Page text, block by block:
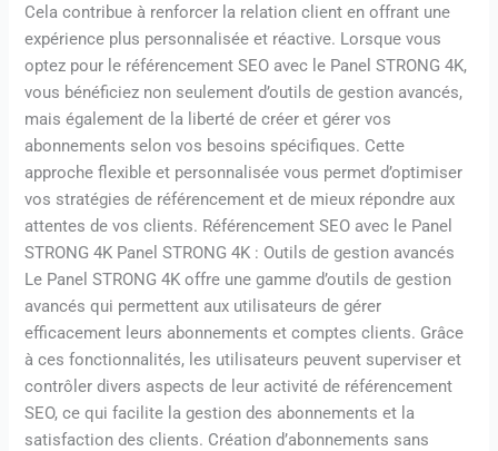
Cela contribue à renforcer la relation client en offrant une
expérience plus personnalisée et réactive. Lorsque vous
optez pour le référencement SEO avec le Panel STRONG 4K,
vous bénéficiez non seulement d’outils de gestion avancés,
mais également de la liberté de créer et gérer vos
abonnements selon vos besoins spécifiques. Cette
approche flexible et personnalisée vous permet d’optimiser
vos stratégies de référencement et de mieux répondre aux
attentes de vos clients. Référencement SEO avec le Panel
STRONG 4K Panel STRONG 4K : Outils de gestion avancés
Le Panel STRONG 4K offre une gamme d’outils de gestion
avancés qui permettent aux utilisateurs de gérer
efficacement leurs abonnements et comptes clients. Grâce
à ces fonctionnalités, les utilisateurs peuvent superviser et
contrôler divers aspects de leur activité de référencement
SEO, ce qui facilite la gestion des abonnements et la
satisfaction des clients. Création d’abonnements sans